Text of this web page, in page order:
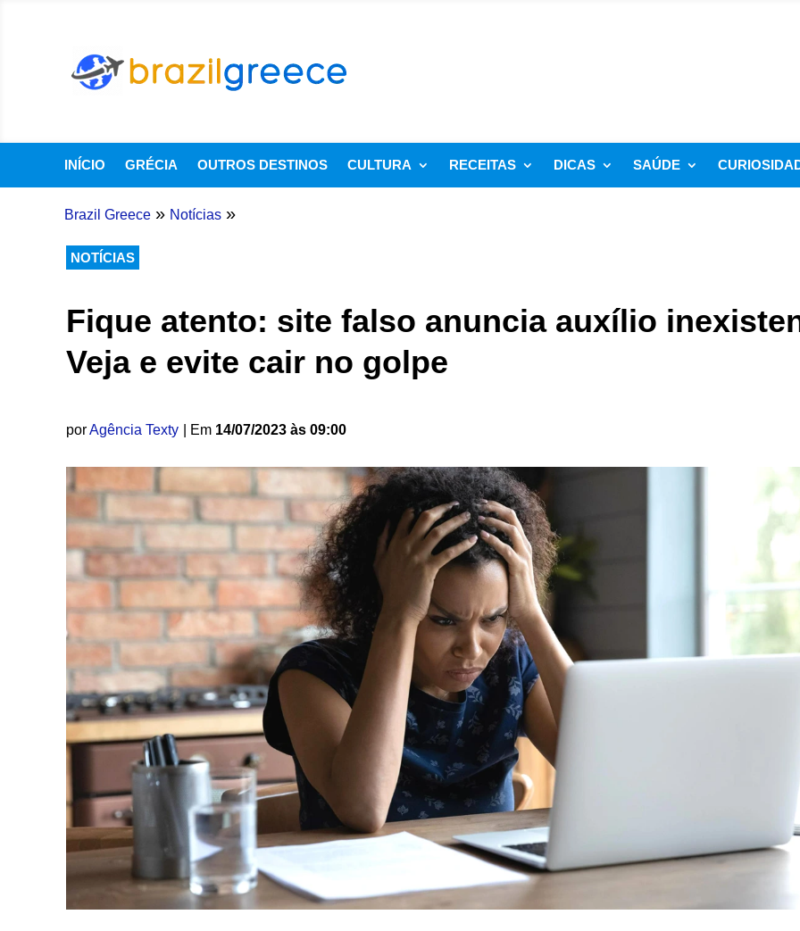
INÍCIO GRÉCIA OUTROS DESTINOS CULTURA RECEITAS DICAS SAÚDE
Brazil Greece » Notícias »
NOTÍCIAS
Fique atento: site falso anuncia auxílio
Veja e evite cair no golpe
porAgência Texty | Em 14/07/2023 às 09:00